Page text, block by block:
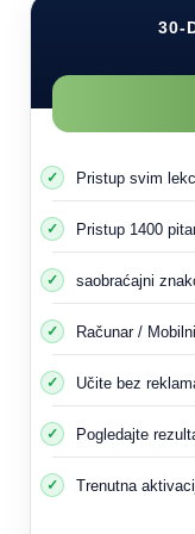
30-
Pristup svim
Pristup 1400
saobraćajni
Računar /
Učite bez
Pogledajte
Trenutna